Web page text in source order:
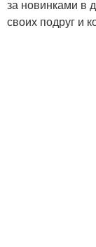
за новинками в
своих подруг и